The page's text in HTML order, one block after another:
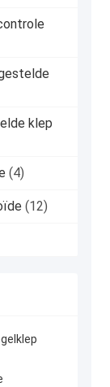
klep
(4)
(12)